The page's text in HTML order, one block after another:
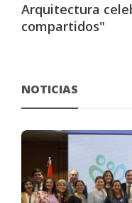
Arquitectura
compartidos"
NOTICIAS